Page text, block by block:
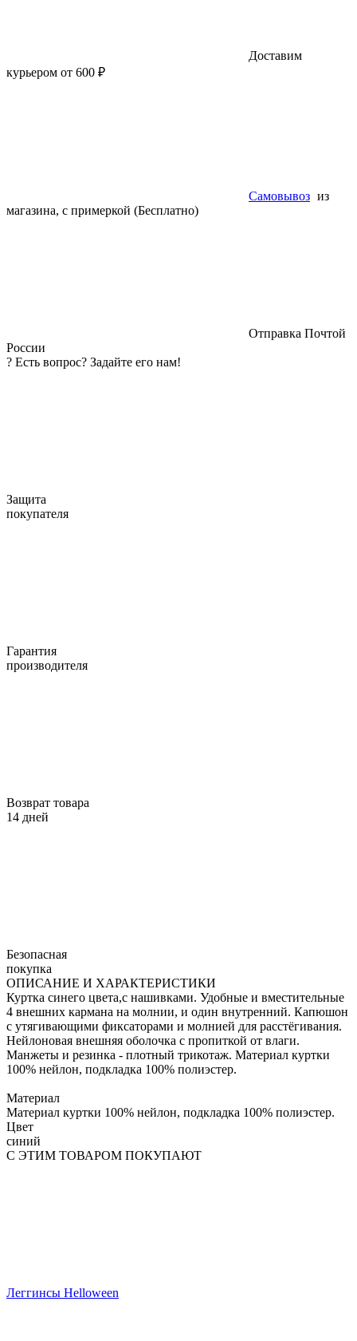
Доставим
курьером от 600 ₽
Самовывоз из
магазина, с примеркой (Бесплатно)
Отправка Почтой
России
? Есть вопрос? Задайте его нам!
Защита
покупателя
Гарантия
производителя
Возврат товара
14 дней
Безопасная
покупка
ОПИСАНИЕ И ХАРАКТЕРИСТИКИ
Куртка синего цвета,с нашивками. Удобные и вместительные
4 внешних кармана на молнии, и один внутренний. Капюшон
с утягивающими фиксаторами и молнией для расстёгивания.
Нейлоновая внешняя оболочка с пропиткой от влаги.
Манжеты и резинка - плотный трикотаж. Материал куртки
100% нейлон, подкладка 100% полиэстер.
Материал
Материал куртки 100% нейлон, подкладка 100% полиэстер.
Цвет
синий
С ЭТИМ ТОВАРОМ ПОКУПАЮТ
Леггинсы Helloween